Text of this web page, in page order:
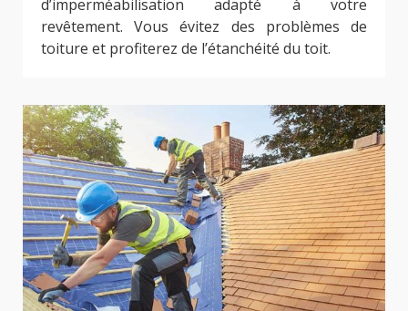
d’imperméabilisation adapté à votre
revêtement. Vous évitez des problèmes de
toiture et profiterez de l’étanchéité du toit.